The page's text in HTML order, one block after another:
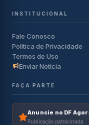
INSTITUCIONAL
Fale Conosco
Política de Privacidade
Termos de Uso
Enviar Notícia
FAÇA PARTE
Anuncie no DF
Publicação patrocinada